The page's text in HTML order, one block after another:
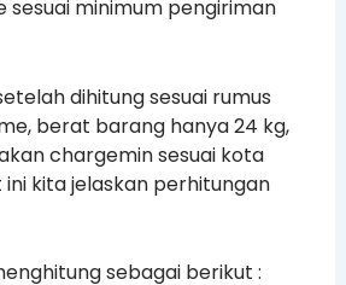
sesuai minimum pengiriman
dihitung sesuai rumus
berat barang hanya 24 kg,
chargemin sesuai kota
ini kita jelaskan perhitungan
sebagai berikut :